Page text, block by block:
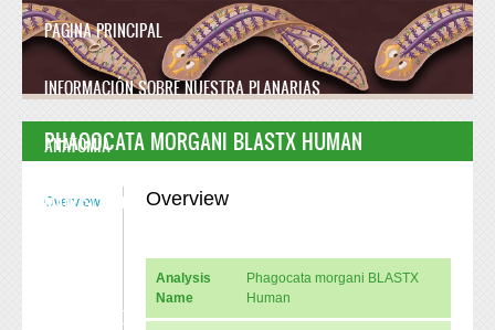
Skip to main content
PAGINA PRINCIPAL
INFORMACIÓN SOBRE NUESTRA PLANARIAS
ANATOMÍA
MANUSCRITO
CONTÁCTENOS
PHAGOCATA MORGANI BLASTX HUMAN
Overview Overview
Analysis
Name
Phagocata morgani BLASTX
Human